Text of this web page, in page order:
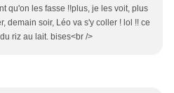
qu'on les fasse !!plus, je les voit, plus
demain soir, Léo va s'y coller ! lol !! ce
riz au lait. bises<br />